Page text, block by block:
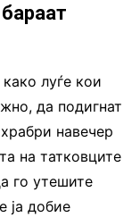
луѓе кои
да подигнат
навечер
на татковците
го утешите
ја добие